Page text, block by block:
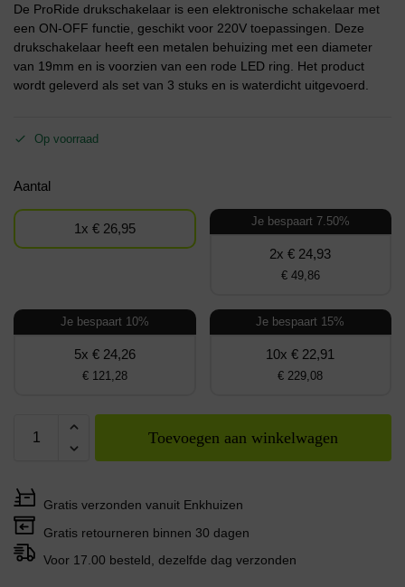
De ProRide drukschakelaar is een elektronische schakelaar met
een ON-OFF functie, geschikt voor 220V toepassingen. Deze
drukschakelaar heeft een metalen behuizing met een diameter
van 19mm en is voorzien van een rode LED ring. Het product
wordt geleverd als set van 3 stuks en is waterdicht uitgevoerd.
Op voorraad
Aantal
1x € 26,95 Je bespaart 7.50%
2x € 24,93
€ 49,86
Je bespaart 10%
5x € 24,26
€ 121,28
Je bespaart 15%
10x € 22,91
€ 229,08
Toevoegen aan winkelwagen
Gratis verzonden vanuit Enkhuizen
Gratis retourneren binnen 30 dagen
Voor 17.00 besteld, dezelfde dag verzonden